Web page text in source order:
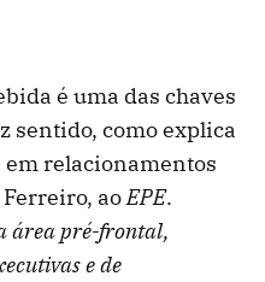
é uma das chaves
sentido, como explica
em relacionamentos
aoEPE.
área pré-frontal,
e de